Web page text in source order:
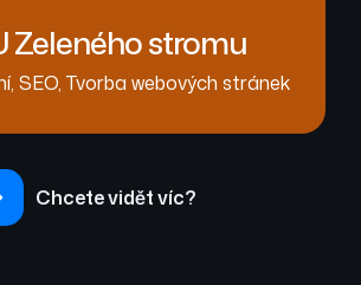
Zeleného stromu
, SEO, Tvorba webových stránek
Chcete vidět víc?